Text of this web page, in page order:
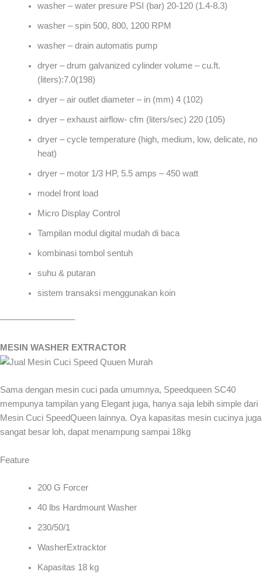
washer – water presure PSI (bar) 20-120 (1.4-8.3)
washer – spin 500, 800, 1200 RPM
washer – drain automatis pump
dryer – drum galvanized cylinder volume – cu.ft.
(liters):7.0(198)
dryer – air outlet diameter – in (mm) 4 (102)
dryer – exhaust airflow- cfm (liters/sec) 220 (105)
dryer – cycle temperature (high, medium, low, delicate, no
heat)
dryer – motor 1/3 HP, 5.5 amps – 450 watt
model front load
Micro Display Control
Tampilan modul digital mudah di baca
kombinasi tombol sentuh
suhu & putaran
sistem transaksi menggunakan koin
————————–
MESIN WASHER EXTRACTOR
Sama dengan mesin cuci pada umumnya, Speedqueen SC40
mempunya tampilan yang Elegant juga, hanya saja lebih simple dari
Mesin Cuci SpeedQueen lainnya. Oya kapasitas mesin cucinya juga
sangat besar loh, dapat menampung sampai 18kg
Feature
200 G Forcer
40 lbs Hardmount Washer
230/50/1
WasherExtracktor
Kapasitas 18 kg